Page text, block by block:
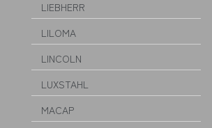
LIEBHERR
LILOMA
LINCOLN
LUXSTAHL
MACAP